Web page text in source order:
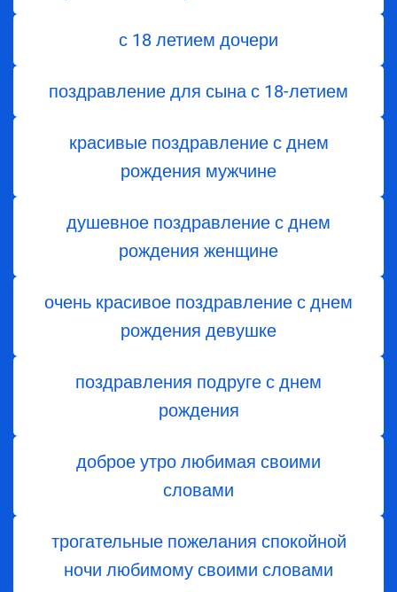
с 18 летием дочери
поздравление для сына с 18-летием
красивые поздравление с днем
рождения мужчине
душевное поздравление с днем
рождения женщине
очень красивое поздравление с днем
рождения девушке
поздравления подруге с днем
рождения
доброе утро любимая своими
словами
трогательные пожелания спокойной
ночи любимому своими словами